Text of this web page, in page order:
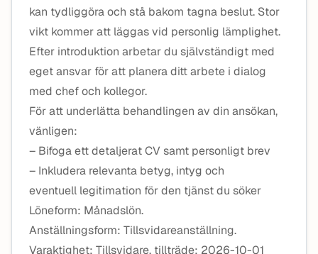
kan tydliggöra och stå bakom tagna beslut. Stor
vikt kommer att läggas vid personlig lämplighet.
Efter introduktion arbetar du självständigt med
eget ansvar för att planera ditt arbete i dialog
med chef och kollegor.
För att underlätta behandlingen av din ansökan,
vänligen:
– Bifoga ett detaljerat CV samt personligt brev
– Inkludera relevanta betyg, intyg och
eventuell legitimation för den tjänst du söker
Löneform: Månadslön.
Anställningsform: Tillsvidareanställning.
Varaktighet: Tillsvidare, tillträde: 2026-10-01